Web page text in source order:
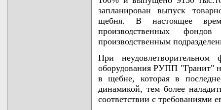
запланирован выпуск
щебня. В настоящее
производственных
производственным
При неудовлетворительном
оборудования РУПП "Гранит"
в щебне, которая в
динамикой, тем более
соответствии с требованиями